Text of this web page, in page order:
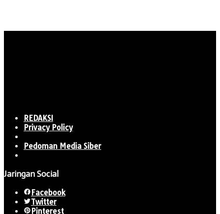
REDAKSI
Privacy Policy
Pedoman Media Siber
Jaringan Social
Facebook
Twitter
Pinterest